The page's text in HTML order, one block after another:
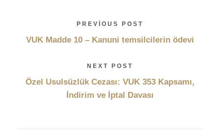
PREVIOUS POST
VUK Madde 10 – Kanuni temsilcilerin ödevi
NEXT POST
Özel Usulsüzlük Cezası: VUK 353 Kapsamı,
İndirim ve İptal Davası